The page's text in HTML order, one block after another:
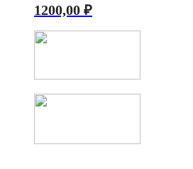
1200,00 ₽